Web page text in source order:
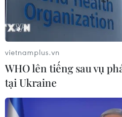
TIN LIÊN QUAN
vietnamplus.vn
WHO lên tiếng sau vụ
tại Ukraine